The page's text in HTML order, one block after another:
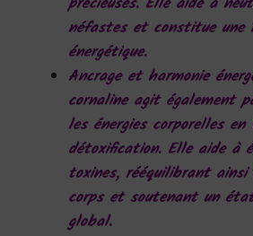
néfastes et constitue une
énergétique.
Ancrage et harmonie
cornaline agit également
les énergies corporelles
détoxification. Elle aide à
toxines, rééquilibrant ainsi
corps et soutenant un
global.